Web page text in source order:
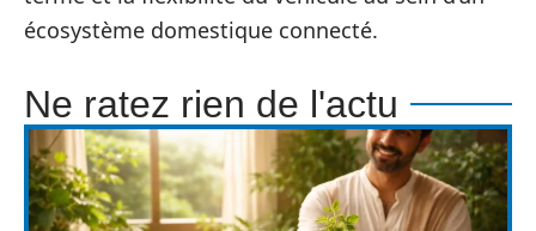
écosystème domestique connecté.
Ne ratez rien de l'actu